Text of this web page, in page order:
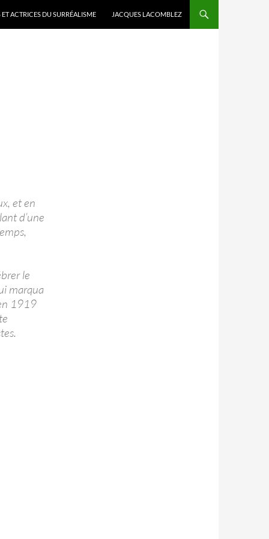
ET ACTRICES DU SURRÉALISME JACQUES LACOMBLEZ
et en
d’une
le
marqua
1919